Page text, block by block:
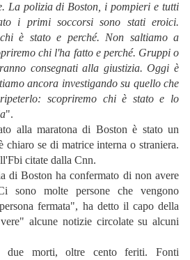
La polizia di Boston, i pompieri e tutti
i primi soccorsi sono stati eroici.
è stato e perché. Non saltiamo a
chi l'ha fatto e perché. Gruppi o
consegnati alla giustizia. Oggi è
ancora investigando su quello che
scopriremo chi è stato e lo
".
alla maratona di Boston è stato un
chiaro se di matrice interna o straniera.
citate dalla Cnn.
Boston ha confermato di non avere
sono molte persone che vengono
fermata", ha detto il capo della
alcune notizie circolate su alcuni
morti, oltre cento feriti. Fonti